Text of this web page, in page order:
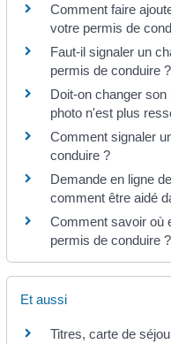
Comment faire
votre permis de
Faut-il signaler un
permis de conduire ?
Doit-on changer
photo n'est plus
Comment signaler
conduire ?
Demande en ligne
comment être aidé
Comment savoir où
permis de conduire ?
Et aussi
Titres, carte de